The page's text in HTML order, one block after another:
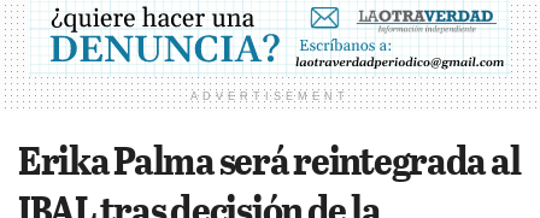
ADVERTISEMENT
Erika Palma será reintegrada al